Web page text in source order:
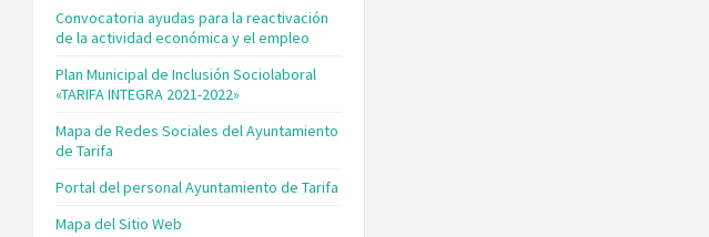
Convocatoria ayudas para la reactivación
de la actividad económica y el empleo
Plan Municipal de Inclusión Sociolaboral
«TARIFA INTEGRA 2021-2022»
Mapa de Redes Sociales del Ayuntamiento
de Tarifa
Portal del personal Ayuntamiento de Tarifa
Mapa del Sitio Web